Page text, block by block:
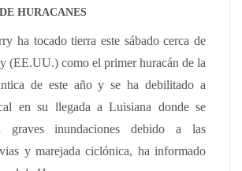
HURACANES
ha tocado tierra este sábado cerca de
(EE.UU.) como el primer huracán de la
de este año y se ha debilitado a
en su llegada a Luisiana donde se
graves inundaciones debido a las
y marejada ciclónica, ha informado